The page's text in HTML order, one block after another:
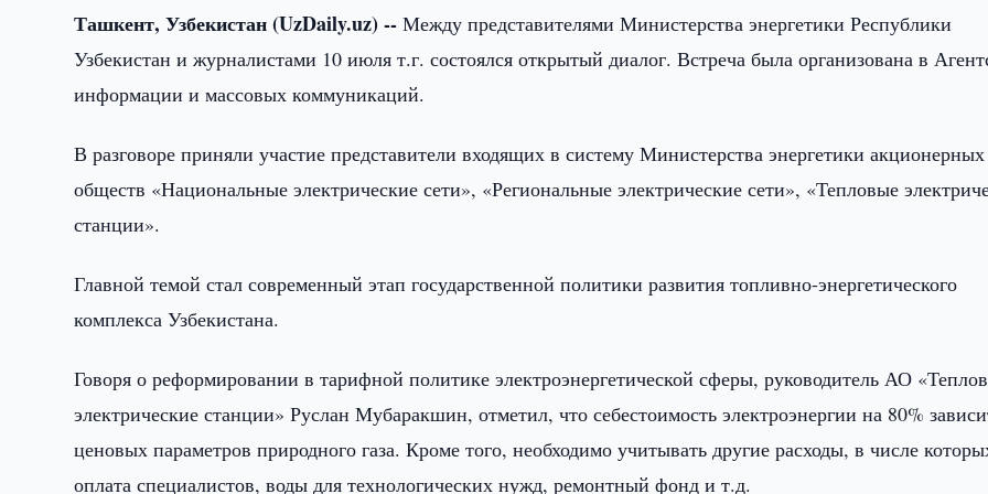
Ташкент, Узбекистан (UzDaily.uz) --Между представителями Министерства энергетики Республики
Узбекистан и журналистами 10 июля т.г. состоялся открытый диалог. Встреча была организована в
информации и массовых коммуникаций.
В разговоре приняли участие представители входящих в систему Министерства энергетики акционерных
обществ «Национальные электрические сети», «Региональные электрические сети», «Тепловые
станции».
Главной темой стал современный этап государственной политики развития топливно-энергетического
комплекса Узбекистана.
Говоря о реформировании в тарифной политике электроэнергетической сферы, руководитель АО
электрические станции» Руслан Мубаракшин, отметил, что себестоимость электроэнергии на 80%
ценовых параметров природного газа. Кроме того, необходимо учитывать другие расходы, в числе
оплата специалистов, воды для технологических нужд, ремонтный фонд и т.д.